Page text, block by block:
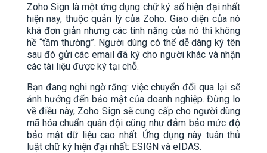
Zoho Sign là một ứng dụng chữ ký số hiện đại nhất
hiện nay, thuộc quản lý của Zoho. Giao diện của nó
khá đơn giản nhưng các tính năng của nó thì không
hề “tầm thường”. Người dùng có thể dễ dàng ký tên
sau đó gửi các email đã ký cho người khác và nhận
các tài liệu được ký tại chỗ.
Bạn đang nghi ngờ rằng: việc chuyển đổi qua lại sẽ
ảnh hưởng đến bảo mật của doanh nghiệp. Đừng lo
về điều này, Zoho Sign sẽ cung cấp cho người dùng
mã hóa chuẩn quân đội cũng như đảm bảo mức độ
bảo mật dữ liệu cao nhất. Ứng dụng này tuân thủ
luật chữ ký hiện đại nhất: ESIGN và eIDAS.